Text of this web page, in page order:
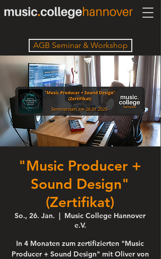
AGB Seminar & Workshop
"Music Producer +
Sound Design"
(Zertifikat)
So., 26. Jan.
  |
Music College Hannover
e.V.
In 4 Monaten zum zertifizierten "Music
Producer + Sound Design" mit Oliver von